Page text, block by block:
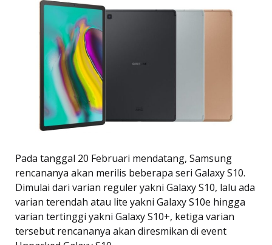
Pada tanggal 20 Februari mendatang, Samsung
rencananya akan merilis beberapa seri Galaxy S10.
Dimulai dari varian reguler yakni Galaxy S10, lalu ada
varian terendah atau lite yakni Galaxy S10e hingga
varian tertinggi yakni Galaxy S10+, ketiga varian
tersebut rencananya akan diresmikan di event